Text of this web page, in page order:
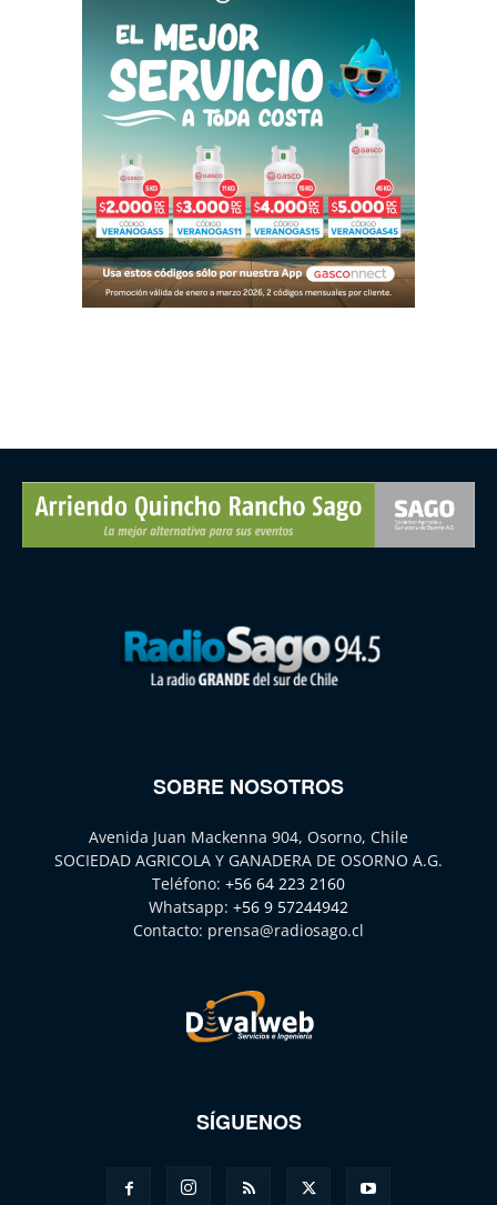
SOBRE NOSOTROS
Avenida Juan Mackenna 904, Osorno, Chile
SOCIEDAD AGRICOLA Y GANADERA DE OSORNO A.G.
Teléfono: +56 64 223 2160
Whatsapp: +56 9 57244942
Contacto: prensa@radiosago.cl
SÍGUENOS